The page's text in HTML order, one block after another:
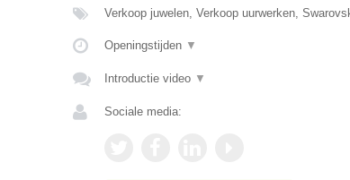
Verkoop juwelen, Verkoop uurwerken,
Openingstijden ▼
Introductie video ▼
Sociale media: